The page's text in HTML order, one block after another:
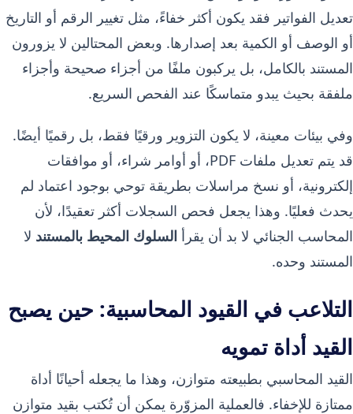
تعديل الفواتير فقد يكون أكثر خفاءً، مثل تغيير الرقم أو التاريخ
أو الوصف أو الكمية بعد إصدارها. وبعض المحتالين لا يزورون
المستند بالكامل، بل يركبون ملفًا من أجزاء صحيحة وأجزاء
ملفقة بحيث يبدو متماسكًا عند الفحص السريع.
وفي بيئات معينة، لا يكون التزوير ورقيًا فقط، بل رقميًا أيضًا.
قد يتم تعديل ملفات PDF، أو أوامر شراء، أو موافقات
إلكترونية، أو نسخ مراسلات بطريقة توحي بوجود اعتماد لم
يحدث فعليًا. وهذا يجعل فحص السجلات أكثر تعقيدًا، لأن
المحاسب الجنائي لا بد أن يقرأ السلوك المحيط بالمستند لا
المستند وحده.
التلاعب في القيود المحاسبية: حين يصبح
القيد أداة تمويه
القيد المحاسبي بطبيعته متوازن، وهذا ما يجعله أحيانًا أداة
ممتازة للإخفاء. فالعملية المزوّرة يمكن أن تُكتب بقيد متوازن